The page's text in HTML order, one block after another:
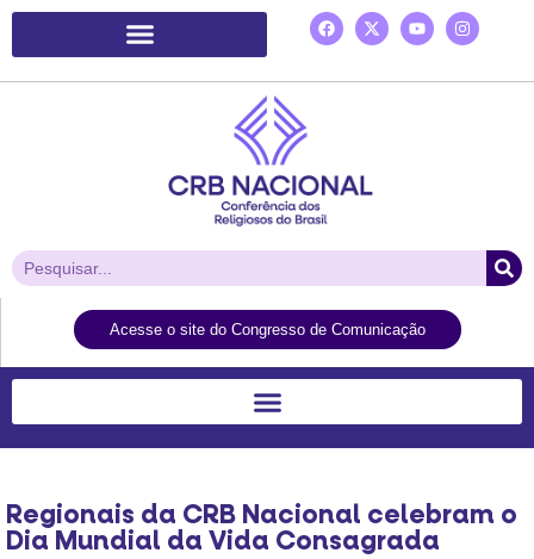
Acesse o site do Congresso de Comunicação
Regionais da CRB Nacional celebram o
Dia Mundial da Vida Consagrada